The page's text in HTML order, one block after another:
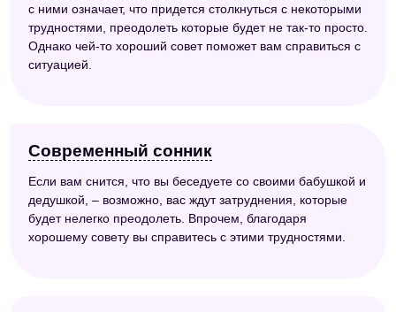
с ними означает, что придется столкнуться с некоторыми
трудностями, преодолеть которые будет не так-то просто.
Однако чей-то хороший совет поможет вам справиться с
ситуацией.
Современный сонник
Если вам снится, что вы беседуете со своими бабушкой и
дедушкой, – возможно, вас ждут затруднения, которые
будет нелегко преодолеть. Впрочем, благодаря
хорошему совету вы справитесь с этими трудностями.